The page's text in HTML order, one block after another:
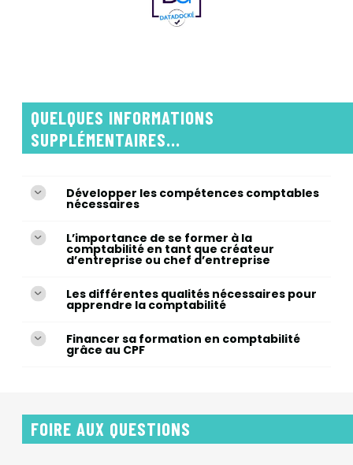
QUELQUES INFORMATIONS
SUPPLÉMENTAIRES...
Développer les compétences comptables
nécessaires
L’importance de se former à la
comptabilité en tant que créateur
d’entreprise ou chef d’entreprise
Les différentes qualités nécessaires pour
apprendre la comptabilité
Financer sa formation en comptabilité
grâce au CPF
FOIRE AUX QUESTIONS